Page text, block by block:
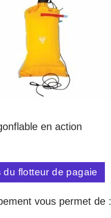
en action
du flotteur de pagaie
vous permet de :